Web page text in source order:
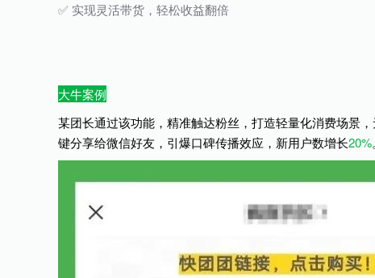
✅ 实现灵活带货，轻松收益翻倍
大牛案例
某团长通过该功能，精准触达粉丝，打造轻量化消费场景
键分享给微信好友，引爆口碑传播效应，新用户数增长20%。